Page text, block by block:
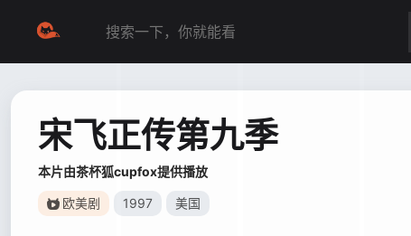
宋飞正传第九季
本片由茶杯狐cupfox提供播放
欧美剧 1997 美国